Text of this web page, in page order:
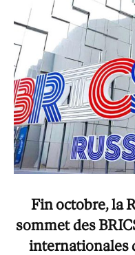
Fin octobre, la
sommet des
internationales